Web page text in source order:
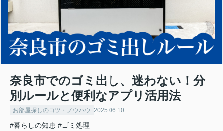
奈良市でのゴミ出し、迷わない！分
別ルールと便利なアプリ活用法
お部屋探しのコツ・ノウハウ 2025.06.10
#暮らしの知恵 #ゴミ処理